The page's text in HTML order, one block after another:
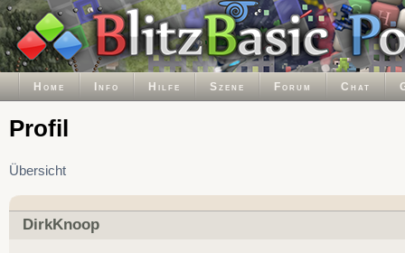
Home Info Hilfe Szene Forum Chat
Profil
Übersicht
DirkKnoop